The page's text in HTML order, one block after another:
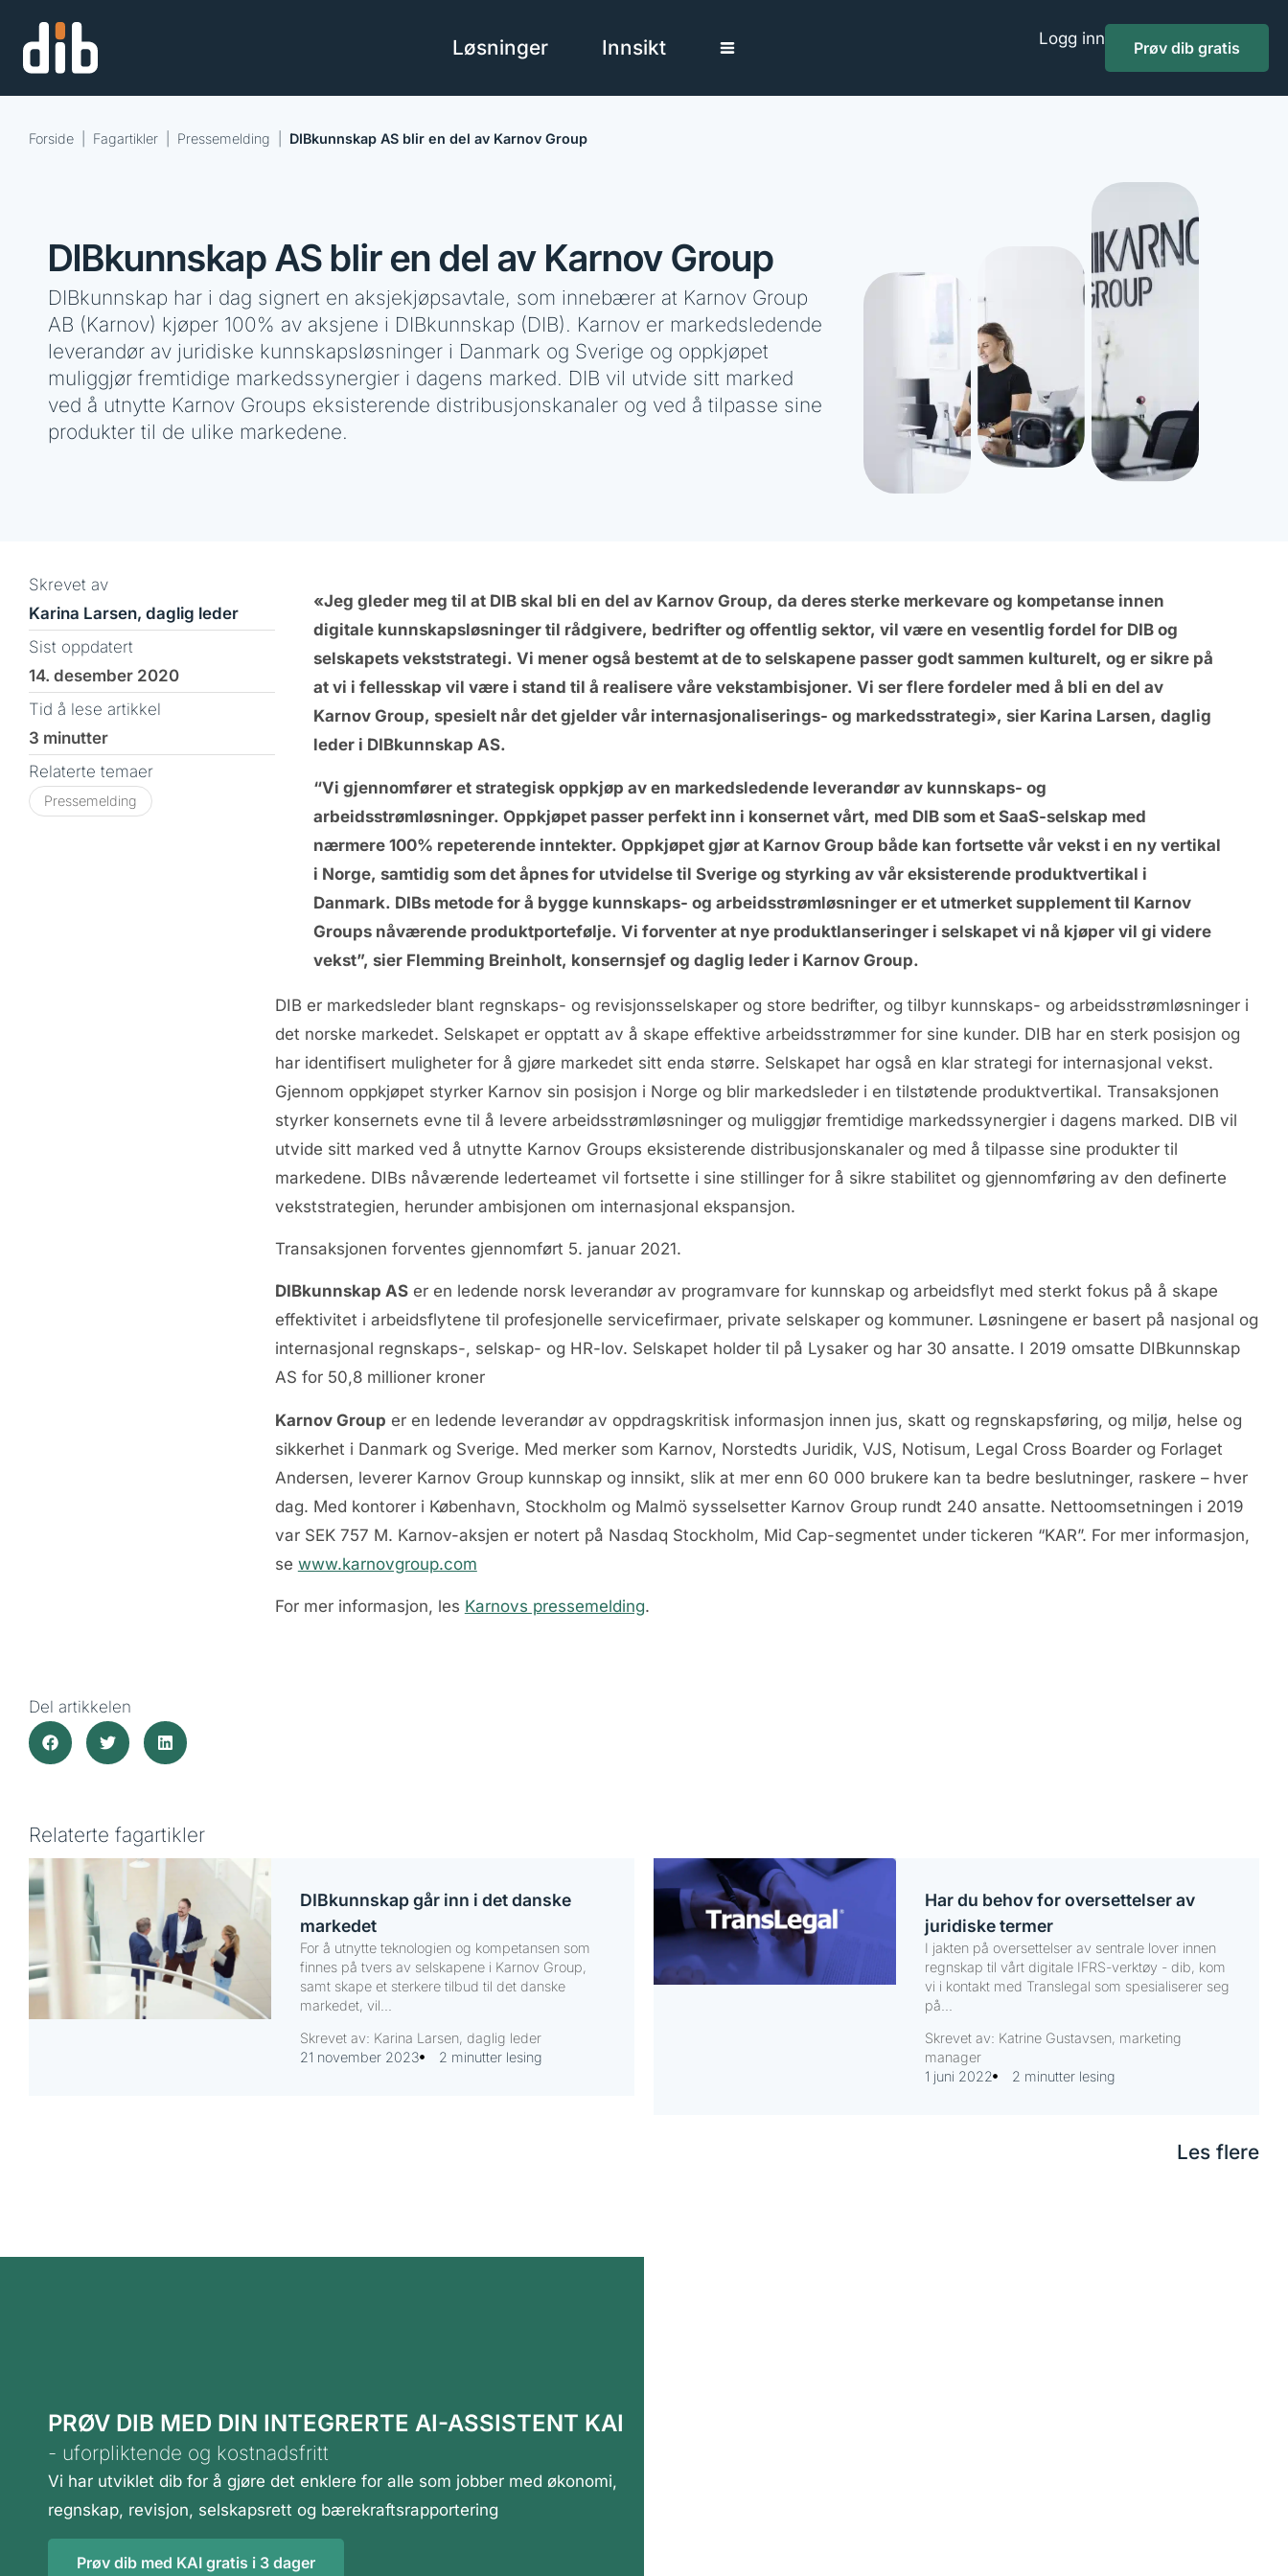
Løsninger Innsikt Prøv dib gratis
Logg inn
Forside Fagartikler Pressemelding DIBkunnskap AS blir en del av Karnov Group
DIBkunnskap AS blir en del av Karnov Group
DIBkunnskap har i dag signert en aksjekjøpsavtale, som innebærer at Karnov Group
AB (Karnov) kjøper 100% av aksjene i DIBkunnskap (DIB). Karnov er markedsledende
leverandør av juridiske kunnskapsløsninger i Danmark og Sverige og oppkjøpet
muliggjør fremtidige markedssynergier i dagens marked. DIB vil utvide sitt marked
ved å utnytte Karnov Groups eksisterende distribusjonskanaler og ved å tilpasse sine
produkter til de ulike markedene.
Skrevet av
Karina Larsen, daglig leder
Sist oppdatert
14. desember 2020
Tid å lese artikkel
3 minutter
Relaterte temaer
Pressemelding
«Jeg gleder meg til at DIB skal bli en del av Karnov Group, da deres sterke merkevare og kompetanse innen
digitale kunnskapsløsninger til rådgivere, bedrifter og offentlig sektor, vil være en vesentlig fordel for DIB og
selskapets vekststrategi. Vi mener også bestemt at de to selskapene passer godt sammen kulturelt, og er sikre på
at vi i fellesskap vil være i stand til å realisere våre vekstambisjoner. Vi ser flere fordeler med å bli en del av
Karnov Group, spesielt når det gjelder vår internasjonaliserings- og markedsstrategi», sier Karina Larsen, daglig
leder i DIBkunnskap AS.
“Vi gjennomfører et strategisk oppkjøp av en markedsledende leverandør av kunnskaps- og
arbeidsstrømløsninger. Oppkjøpet passer perfekt inn i konsernet vårt, med DIB som et SaaS-selskap med
nærmere 100% repeterende inntekter. Oppkjøpet gjør at Karnov Group både kan fortsette vår vekst i en ny vertikal
i Norge, samtidig som det åpnes for utvidelse til Sverige og styrking av vår eksisterende produktvertikal i
Danmark. DIBs metode for å bygge kunnskaps- og arbeidsstrømløsninger er et utmerket supplement til Karnov
Groups nåværende produktportefølje. Vi forventer at nye produktlanseringer i selskapet vi nå kjøper vil gi videre
vekst”, sier Flemming Breinholt, konsernsjef og daglig leder i Karnov Group.
DIB er markedsleder blant regnskaps- og revisjonsselskaper og store bedrifter, og tilbyr kunnskaps- og arbeidsstrømløsninger i
det norske markedet. Selskapet er opptatt av å skape effektive arbeidsstrømmer for sine kunder. DIB har en sterk posisjon og
har identifisert muligheter for å gjøre markedet sitt enda større. Selskapet har også en klar strategi for internasjonal vekst.
Gjennom oppkjøpet styrker Karnov sin posisjon i Norge og blir markedsleder i en tilstøtende produktvertikal. Transaksjonen
styrker konsernets evne til å levere arbeidsstrømløsninger og muliggjør fremtidige markedssynergier i dagens marked. DIB vil
utvide sitt marked ved å utnytte Karnov Groups eksisterende distribusjonskanaler og med å tilpasse sine produkter til
markedene. DIBs nåværende lederteamet vil fortsette i sine stillinger for å sikre stabilitet og gjennomføring av den definerte
vekststrategien, herunder ambisjonen om internasjonal ekspansjon.
Transaksjonen forventes gjennomført 5. januar 2021.
DIBkunnskap ASer en ledende norsk leverandør av programvare for kunnskap og arbeidsflyt med sterkt fokus på å skape
effektivitet i arbeidsflytene til profesjonelle servicefirmaer, private selskaper og kommuner. Løsningene er basert på nasjonal og
internasjonal regnskaps-, selskap- og HR-lov. Selskapet holder til på Lysaker og har 30 ansatte. I 2019 omsatte DIBkunnskap
AS for 50,8 millioner kroner
Karnov Group er en ledende leverandør av oppdragskritisk informasjon innen jus, skatt og regnskapsføring, og miljø, helse og
sikkerhet i Danmark og Sverige. Med merker som Karnov, Norstedts Juridik, VJS, Notisum, Legal Cross Boarder og Forlaget
Andersen, leverer Karnov Group kunnskap og innsikt, slik at mer enn 60 000 brukere kan ta bedre beslutninger, raskere – hver
dag. Med kontorer i København, Stockholm og Malmö sysselsetter Karnov Group rundt 240 ansatte. Nettoomsetningen i 2019
var SEK 757 M. Karnov-aksjen er notert på Nasdaq Stockholm, Mid Cap-segmentet under tickeren “KAR”. For mer informasjon,
se www.karnovgroup.com
For mer informasjon, les Karnovs pressemelding.
Del artikkelen
Relaterte fagartikler
DIBkunnskap går inn i det danske
markedet
For å utnytte teknologien og kompetansen som
finnes på tvers av selskapene i Karnov Group,
samt skape et sterkere tilbud til det danske
markedet, vil...
Skrevet av: Karina Larsen, daglig leder
21 november 2023
2 minutter lesing
Har du behov for oversettelser av
juridiske termer
I jakten på oversettelser av sentrale lover innen
regnskap til vårt digitale IFRS-verktøy - dib, kom
vi i kontakt med Translegal som spesialiserer seg
på...
Skrevet av: Katrine Gustavsen, marketing
manager
1 juni 2022
2 minutter lesing
Les flere
PRØV DIB MED DIN INTEGRERTE AI-ASSISTENT KAI
- uforpliktende og kostnadsfritt
Vi har utviklet dib for å gjøre det enklere for alle som jobber med økonomi,
regnskap, revisjon, selskapsrett og bærekraftsrapportering
Prøv dib med KAI gratis i 3 dager